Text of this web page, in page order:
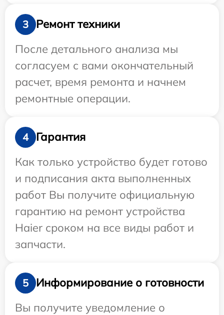
3
Ремонт техники
После детального анализа мы
согласуем с вами окончательный
расчет, время ремонта и начнем
ремонтные операции.
4
Гарантия
Как только устройство будет готово
и подписания акта выполненных
работ Вы получите официальную
гарантию на ремонт устройства
Haier сроком на все виды работ и
запчасти.
5
Информирование о готовности
Вы получите уведомление о